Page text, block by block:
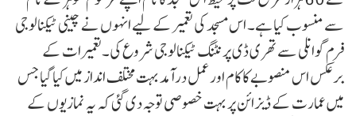
سے منسوب کیا ہے۔ اس مسجد کی تعمیر کے لیے انہوں نے چینی ٹیکنالوجی
فرم گوانلی سے تھری ڈی پرنٹنگ ٹیکنالوجی شروع کی۔تعمیرات کے
برعکس اس منصوبے کا کام اور عمل درآمد بہت مختلف انداز میں کیا گیا جس
میں عمارت کے ڈیزائن پر بہت خصوصی توجہ دی گئی کہ یہ نمازیوں کے